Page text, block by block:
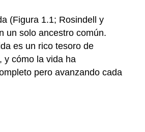
(Figura 1.1; Rosindell y
un solo ancestro común.
es un rico tesoro de
y cómo la vida ha
pero avanzando cada